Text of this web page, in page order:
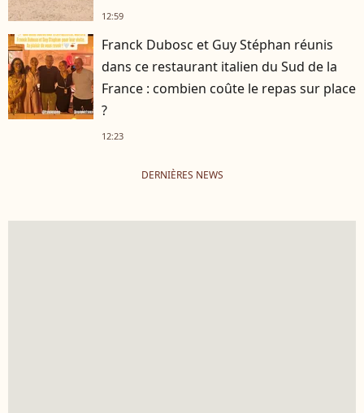
12:59
Franck Dubosc et Guy Stéphan réunis
dans ce restaurant italien du Sud de la
France : combien coûte le repas sur place
?
12:23
DERNIÈRES NEWS